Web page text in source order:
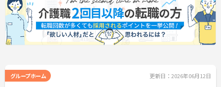
グループホーム 更新日：2026年06月12日